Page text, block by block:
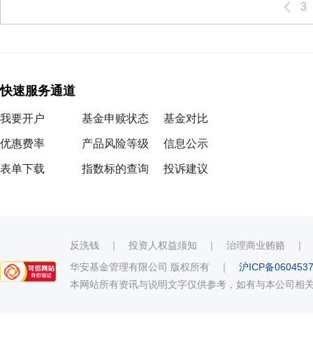
3
快速服务通道
我要开户
优惠费率
表单下载
基金申赎状态
产品风险等级
指数标的查询
基金对比
信息公示
投诉建议
反洗钱 ｜ 投资人权益须知 ｜ 治理商业贿赂
华安基金管理有限公司 版权所有 ｜ 沪ICP备
本网站所有资讯与说明文字仅供参考，如有与本公司相